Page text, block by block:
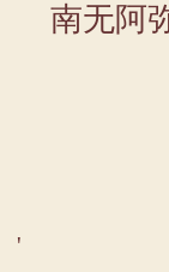
南无阿
'